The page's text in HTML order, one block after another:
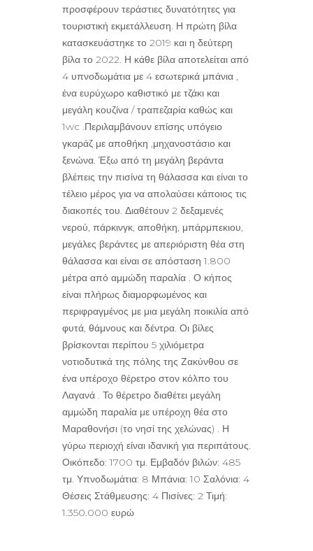
προσφέρουν τεράστιες δυνατότητες για
τουριστική εκμετάλλευση. Η πρώτη βίλα
κατασκευάστηκε το 2019 και η δεύτερη
βίλα το 2022. Η κάθε βίλα αποτελείται από
4 υπνοδωμάτια με 4 εσωτερικά μπάνια ,
ένα ευρύχωρο καθιστικό με τζάκι και
μεγάλη κουζίνα / τραπεζαρία καθώς και
1wc .Περιλαμβάνουν επίσης υπόγειο
γκαράζ με αποθήκη ,μηχανοστάσιο και
ξενώνα. Έξω από τη μεγάλη βεράντα
βλέπεις την πισίνα τη θάλασσα και είναι το
τέλειο μέρος για να απολαύσει κάποιος τις
διακοπές του. Διαθέτουν 2 δεξαμενές
νερού, πάρκινγκ, αποθήκη, μπάρμπεκιου,
μεγάλες βεράντες με απεριόριστη θέα στη
θάλασσα και είναι σε απόσταση 1.800
μέτρα από αμμώδη παραλία . Ο κήπος
είναι πλήρως διαμορφωμένος και
περιφραγμένος με μια μεγάλη ποικιλία από
φυτά, θάμνους και δέντρα. Οι βίλες
βρίσκονται περίπου 5 χιλιόμετρα
νοτιοδυτικά της πόλης της Ζακύνθου σε
ένα υπέροχο θέρετρο στον κόλπο του
Λαγανά . Το θέρετρο διαθέτει μεγάλη
αμμώδη παραλία με υπέροχη θέα στο
Μαραθονήσι (το νησί της χελώνας) . Η
γύρω περιοχή είναι ιδανική για περιπάτους.
Οικόπεδο: 1700 τμ. Εμβαδόν βιλών: 485
τμ. Υπνοδωμάτια: 8 Μπάνια: 10 Σαλόνια: 4
Θέσεις Στάθμευσης: 4 Πισίνες: 2 Τιμή:
1.350.000 ευρώ